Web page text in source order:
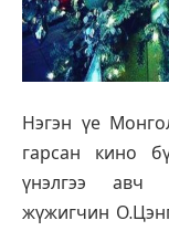
Нэгэн үе
гарсан кино
үнэлгээ авч
жүжигчин